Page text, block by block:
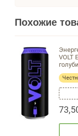
Похожие
VOLT